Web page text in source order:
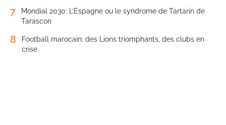
7
Mondial 2030: L’Espagne ou le syndrome de Tartarin de
Tarascon
8
Football marocain: des Lions triomphants, des clubs en
crise